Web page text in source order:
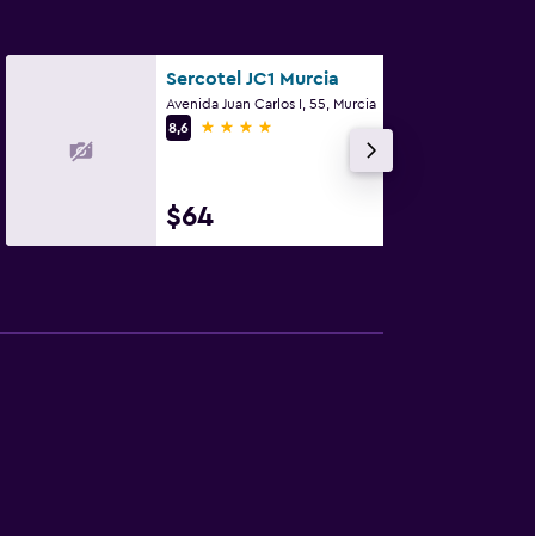
Sercotel JC1 Murcia
Avenida Juan Carlos I, 55, Murcia
8,6
4 estrellas
$64